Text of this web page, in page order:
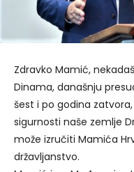
Zdravko Mamić,
Dinama, današnju
šest i po godina
sigurnosti naše zemlje
može izručiti Mamića
državljanstvo.